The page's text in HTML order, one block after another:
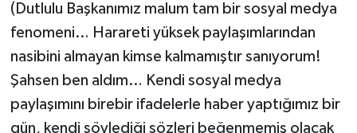
(Dutlulu Başkanımız malum tam bir sosyal medya
fenomeni… Harareti yüksek paylaşımlarından
nasibini almayan kimse kalmamıştır sanıyorum!
Şahsen ben aldım… Kendi sosyal medya
paylaşımını birebir ifadelerle haber yaptığımız bir
gün, kendi söylediği sözleri beğenmemiş olacak